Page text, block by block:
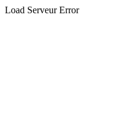
Load Serveur Error